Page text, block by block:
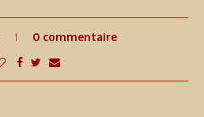
0 commentaire